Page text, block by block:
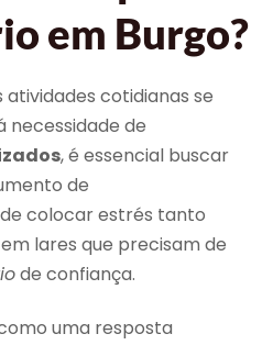
em Burgo?
atividades cotidianas se
necessidade de
, é essencial buscar
de
colocar estrés tanto
lares que precisam de
de confiança.
uma resposta